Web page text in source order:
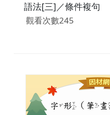
語法[三]／條件複句
觀看次數245